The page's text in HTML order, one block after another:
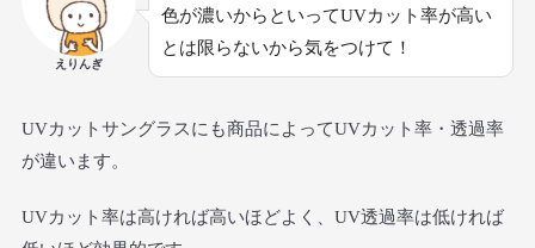
えりんぎ
色が濃いからといってUVカット率が高い
とは限らないから気をつけて！
UVカットサングラスにも商品によってUVカット率・透過率
が違います。
UVカット率は高ければ高いほどよく、UV透過率は低ければ